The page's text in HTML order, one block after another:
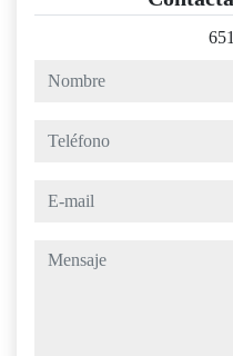
nombre
teléfono
e-mail
mensaje